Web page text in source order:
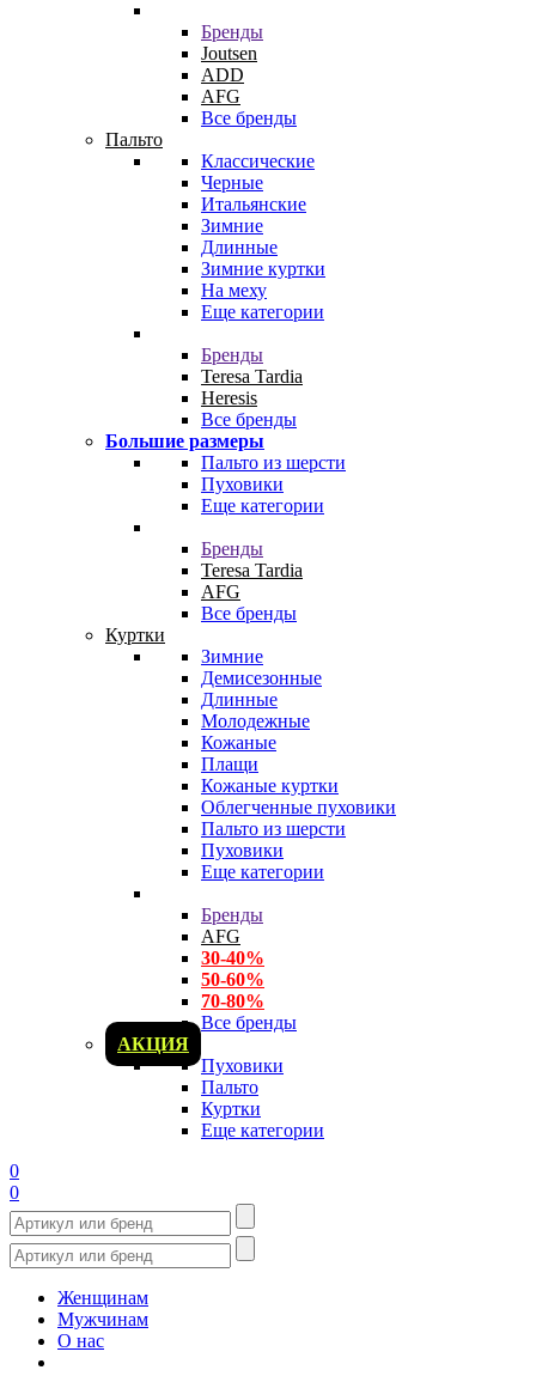
Бренды
Joutsen
ADD
AFG
Все бренды
Пальто
Классические
Черные
Итальянские
Зимние
Длинные
Зимние куртки
На меху
Еще категории
Бренды
Teresa Tardia
Heresis
Все бренды
Большие размеры
Пальто из шерсти
Пуховики
Еще категории
Бренды
Teresa Tardia
AFG
Все бренды
Куртки
Зимние
Демисезонные
Длинные
Молодежные
Кожаные
Плащи
Кожаные куртки
Облегченные пуховики
Пальто из шерсти
Пуховики
Еще категории
Бренды
AFG
30-40%
50-60%
70-80%
Все бренды
АКЦИЯ
Пуховики
Пальто
Куртки
Еще категории
0
0
Женщинам
Мужчинам
О нас